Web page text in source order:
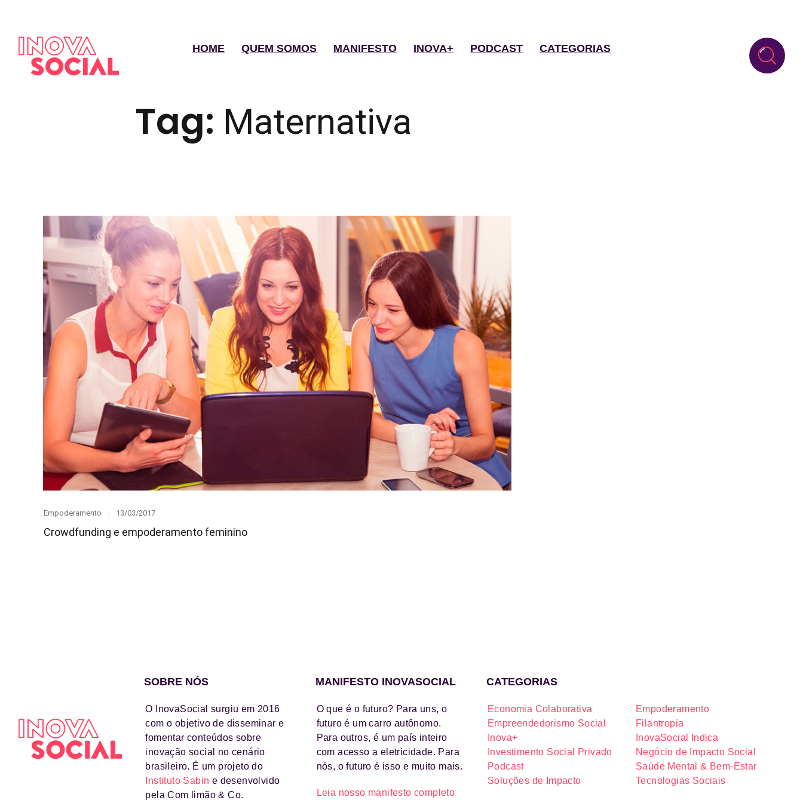
HOME QUEM SOMOS MANIFESTO INOVA+ PODCAST CATEGORIAS
Tag: Maternativa
Category
Empoderamento
Posted
13/03/2017
Crowdfunding e empoderamento feminino
SOBRE NÓS
O InovaSocial surgiu em 2016
com o objetivo de disseminar e
fomentar conteúdos sobre
inovação social no cenário
brasileiro. É um projeto do
Instituto Sabin e desenvolvido
pela Com limão & Co.
MANIFESTO INOVASOCIAL
O que é o futuro? Para uns, o
futuro é um carro autônomo.
Para outros, é um país inteiro
com acesso a eletricidade. Para
nós, o futuro é isso e muito mais.
Leia nosso manifesto completo
CATEGORIAS
Economia Colaborativa
Empoderamento
Empreendedorismo Social
Filantropia
Inova+
InovaSocial Indica
Investimento Social Privado
Negócio de Impacto Social
Podcast
Saúde Mental & Bem-Estar
Soluções de Impacto
Tecnologias Sociais